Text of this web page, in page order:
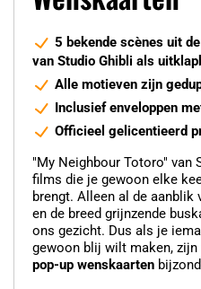
5 bekende scènes uit
van Studio Ghibli als
Alle motieven zijn
Inclusief enveloppen
Officieel gelicentieerd
"My Neighbour Totoro" van
films die je gewoon elke
brengt. Alleen al de
en de breed grijnzende
ons gezicht. Dus als je
gewoon blij wilt maken, zijn
pop-up wenskaarten